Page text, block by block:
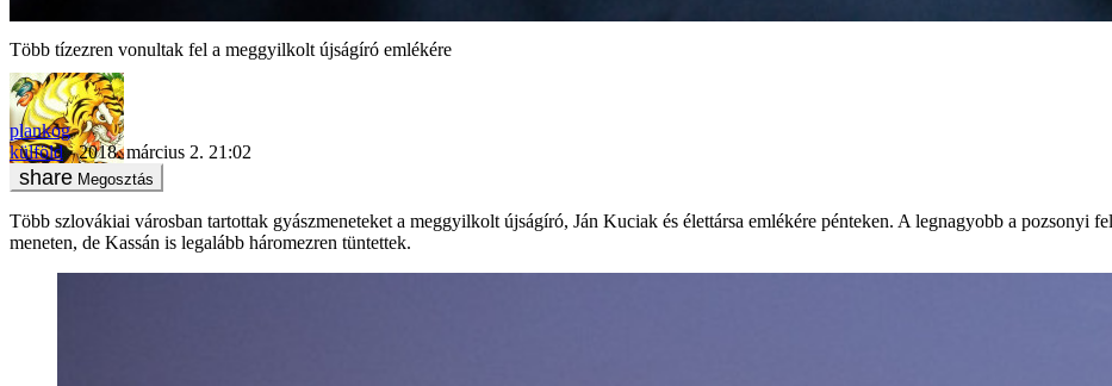
Több tízezren vonultak fel a meggyilkolt újságíró emlékére
plankog
külföld
2018. március 2. 21:02
Megosztás
Több szlovákiai városban tartottak gyászmeneteket a meggyilkolt újságíró, Ján Kuciak és élettársa emlékére pénteken. A legnagyobb a pozsonyi
meneten, de Kassán is legalább háromezren tüntettek.